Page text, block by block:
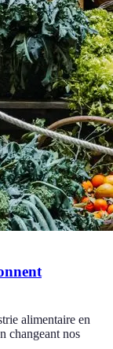
alimentaire en
changeant nos